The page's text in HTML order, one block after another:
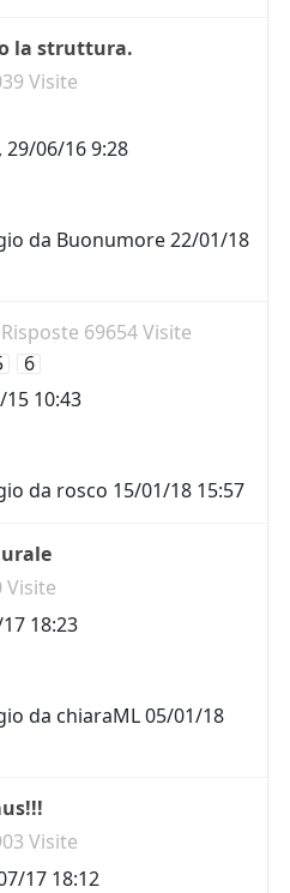
la struttura.
Visite
, 29/06/16 9:28
da Buonumore22/01/18
69654 Visite
6
10:43
da rosco 15/01/18 15:57
Visite
18:23
da chiaraML05/01/18
Visite
17 18:12